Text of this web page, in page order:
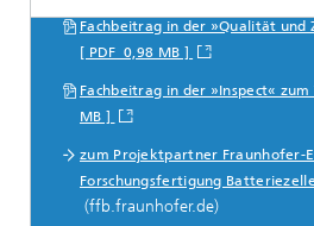
Mehr Informationen
Fachbeitrag in der »Qualität und
[ PDF 0,98 MB ]
Fachbeitrag in der »Inspect« zum
MB ]
zum Projektpartner Fraunhofer-
Forschungsfertigung Batteriezelle
(ffb.fraunhofer.de)